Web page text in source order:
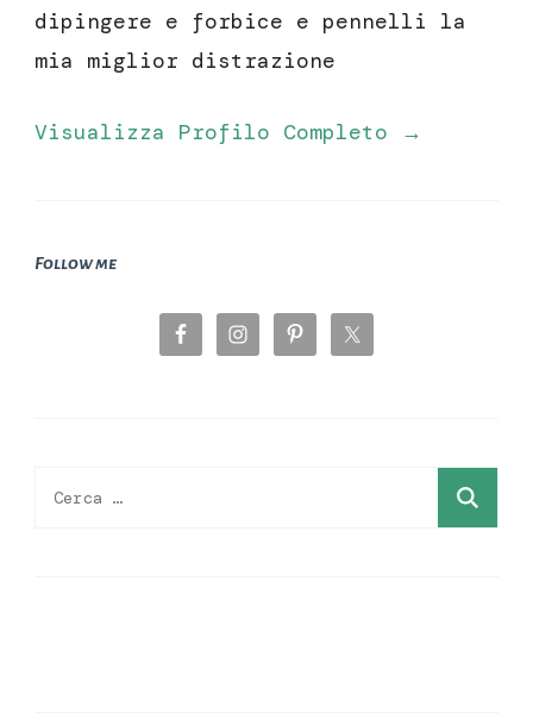
dipingere e forbice e pennelli la
mia miglior distrazione
Visualizza Profilo Completo →
Follow me
Ricerca